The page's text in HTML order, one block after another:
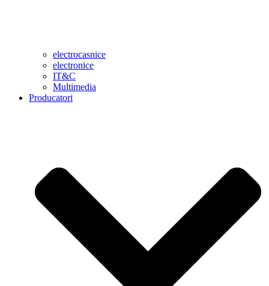
electrocasnice
electronice
IT&C
Multimedia
Producatori